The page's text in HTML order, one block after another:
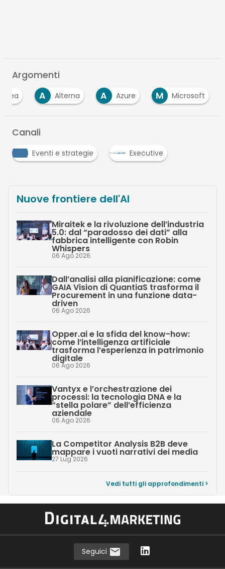
Argomenti
Altea A Alterna A Azure M Microsoft
Canali
Eventi e strategie Executive
Nuove frontiere dell'AI
Miraitek e la rivoluzione dell’industria
5.0: dal “paradosso dei dati” alla
fabbrica intelligente con Robin
Whispers
06 Ago 2026
Dall’analisi alla pianificazione: come
GAIA Vision di QuantiaS trasforma il
Procurement in una funzione data-
driven
06 Ago 2026
Opper.ai e la sfida del know-how:
come l’intelligenza artificiale
trasforma l’esperienza in patrimonio
digitale
06 Ago 2026
Vantyx e l’orchestrazione dei
processi: la tecnologia DNA e la
“stella polare” dell’efficienza
aziendale
06 Ago 2026
La Competitor Analysis B2B deve
mappare i vuoti narrativi dei media
27 Lug 2026
Vedi tutti gli approfondimenti >
Seguici